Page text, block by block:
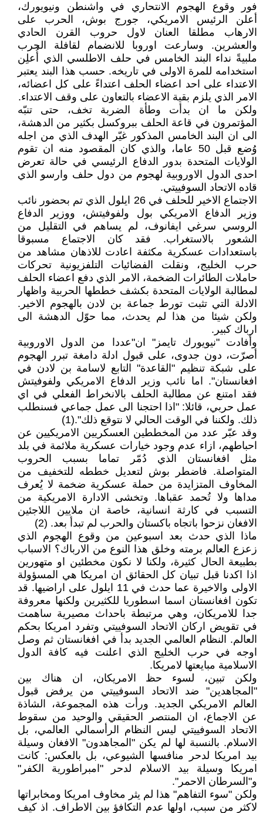
فور وقوع الهجوم الانتحاري في واشنطن ونيويورك،
أعلن الرئيس الامريكي، جورج بوش، الحرب على
الارهاب مطلقا العنان لاول حروب القرن الحادي
والعشرين. وسارعت اوروبا للانضمام لقافلة الحرب
ملبيةً نداء البند الخامس في حلف الاطلسي الذي أُعلِن
استخدامه للمرة الاولى في تاريخه. حسب هذا البند يعتبر
الاعتداء على احد اعضاء الحلف اعتداءً على كل اعضائه،
الامر الذي يلزم بقية الاعضاء بالتعاون على وقف الاعتداء.
ولكن ما ان بدأت وطأة الضربة تخف، حتى تنبّه
المؤتمرون في قاعة الحلف ببروكسل بكثير من الدهشة،
الى ان البند الخامس المذكور غيّر الهدف الذي من اجله
وُضع قبل 50 عاما، والذي كان المقصود منه ان تقوم
الولايات المتحدة بدور الدفاع الرئيسي في حالة تعرض
احدى الدول الاوروبية لهجوم من دول حلف وارسو الذي
قاده الاتحاد السوفييتي.
الاجتماع الاخير للحلف في 26 ايلول الذي تم بحضور نائب
وزير الدفاع الامريكي بول ولفوفيتش، ووزير الدفاع
الروسي سرغي ايفانوف، لم يساهم في التقليل من
الشعور بالاستغراب. فقد كان الاجتماع مسبوقا
باستعدادات عسكرية مكثفة اعادت للاذهان مشاهد من
حرب الخليج، ونقلت الفضائيات التلفزيونية تحركات
حاملات الطائرات الضخمة، الامر الذي دفع اعضاء الحلف
لمطالبة الولايات المتحدة بكشف خططها الحربية واظهار
الادلة التي تثبت تورط جماعة بن لادن بالهجوم الاخير.
ولكن شيئا من هذا لم يحدث، مما حوّل الدهشة الى
ارباك كبير.
وأفادت "نيويورك تايمز" ان"عددا من الدول الاوروبية
أصرّت، دون جدوى، على قبول ادلة دامغة تبرر الهجوم
على شبكة تنظيم "القاعدة" التابع لاسامة بن لادن في
افغانستان". اما نائب وزير الدفاع الامريكي ولفوفيتش
فقد امتنع عن مطالبة الحلف بالانخراط الفعلي في اي
عمل حربي، قائلا: "اذا احتجنا الى عمل جماعي فسنطلب
ذلك. ولكننا في الوقت الحالي لا نتوقع ذلك".(1)
وقد عبّر عدد من المخططين العسكريين الامريكيين عن
احباطهم، ازاء عدم وجود خيارات عسكرية ملائمة في بلد
مثل افغانستان الذي دُمّر تماما بسبب الحروب
المتواصلة. فاضطر بوش لتعديل خططه للتخفيف من
المخاوف المتزايدة من حملة عسكرية ضخمة لا يُعرف
مداها ولا تُحمد عقباها. وتخشى الادارة الامريكية من
التسبب في كارثة انسانية، خاصة ان ملايين اللاجئين
الافغان نزحوا باتجاه باكستان والحرب لم تبدأ بعد. (2)
ماذا الذي حدث بعد اسبوعين من وقوع الهجوم الذي
زعزع العالم برمته وخلق هذا النوع من الارباك؟ الاسباب
بطبيعة الحال كثيرة، ولكنا لا نكون مخطئين او متهورين
اذا اكدنا قبل تبيان كل الحقائق ان امريكا هي المسؤولة
الاولى والاخيرة عما حدث في 11 ايلول على اراضيها. قد
تكون افغانستان اسما اسطوريا للكثيرين ولكنها معروفة
جدا للامريكان، وهي مرتبطة باحداث مصيرية ساهمت
في تقويض اركان الاتحاد السوفييتي وتفرد امريكا بحكم
العالم. النظام العالمي الجديد بدأ في افغانستان ثم وصل
اوجه في حرب الخليج الذي اعلنت فيه كافة الدول
الاسلامية مبايعتها لامريكا.
ولكن تبين، لسوء حظ الامريكان، ان هناك بين
"المجاهدين" ضد الاتحاد السوفييتي من يرفض قبول
العالم الامريكي الجديد. ورأت هذه المجموعة، الشاذة
عن الاجماع، ان المنتصر الحقيقي والوحيد من سقوط
الاتحاد السوفييتي ليس النظام الرأسمالي العالمي، بل
الاسلام. بالنسبة لها لم يكن "المجاهدون" الافغان وسيلة
بيد امريكا لدحر منافسها الشيوعي، بل بالعكس: كانت
امريكا وسيلة بيد الاسلام لدحر "امبراطورية الكفر"
و"السرطان الاحمر".
ولكن "سوء التفاهم" هذا لم يثر مخاوف امريكا ومخابراتها
لاكثر من سبب، اولها عدم التكافؤ بين الاطراف. اذ كيف